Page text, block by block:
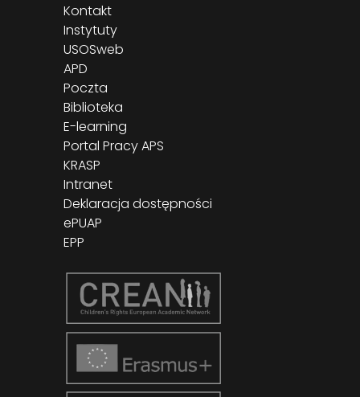
Kontakt
Instytuty
USOSweb
APD
Poczta
Biblioteka
E-learning
Portal Pracy APS
KRASP
Intranet
Deklaracja dostępności
ePUAP
EPP